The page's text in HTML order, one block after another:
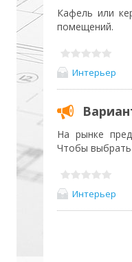
Кафель или
помещений.
Интерьер
На рынке
Чтобы выбрать
Интерьер